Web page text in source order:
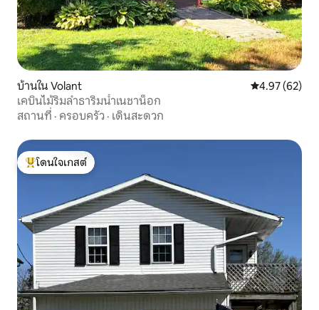
บ้านใน Volant คะแนนเฉลี่ย
4.97 (62)
เคบินไม้ริมลำธาริมน้ำเนชาน็อก
สถานที่ · ครอบครัว · เดินสะดวก
โดนใจเกสต์ที่สุด
โดนใจเกสต์